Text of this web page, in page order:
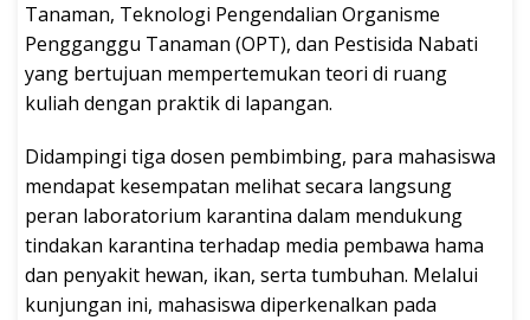
Tanaman, Teknologi Pengendalian Organisme
Pengganggu Tanaman (OPT), dan Pestisida Nabati
yang bertujuan mempertemukan teori di ruang
kuliah dengan praktik di lapangan.
Didampingi tiga dosen pembimbing, para mahasiswa
mendapat kesempatan melihat secara langsung
peran laboratorium karantina dalam mendukung
tindakan karantina terhadap media pembawa hama
dan penyakit hewan, ikan, serta tumbuhan. Melalui
kunjungan ini, mahasiswa diperkenalkan pada